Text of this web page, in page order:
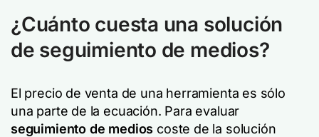
¿Cuánto cuesta una solución
de seguimiento de medios?
El precio de venta de una herramienta es sólo
una parte de la ecuación. Para evaluar
seguimiento de medios coste de la solución